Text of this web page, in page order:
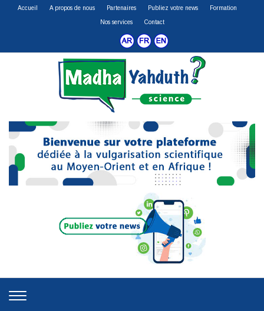
Accueil A propos de nous Partenaires Publiez votre news Formation
Nos services Contact